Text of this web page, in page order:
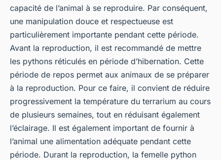
capacité de l’animal à se reproduire. Par conséquent,
une manipulation douce et respectueuse est
particulièrement importante pendant cette période.
Avant la reproduction, il est recommandé de mettre
les pythons réticulés en période d’hibernation. Cette
période de repos permet aux animaux de se préparer
à la reproduction. Pour ce faire, il convient de réduire
progressivement la température du terrarium au cours
de plusieurs semaines, tout en réduisant également
l’éclairage. Il est également important de fournir à
l’animal une alimentation adéquate pendant cette
période. Durant la reproduction, la femelle python